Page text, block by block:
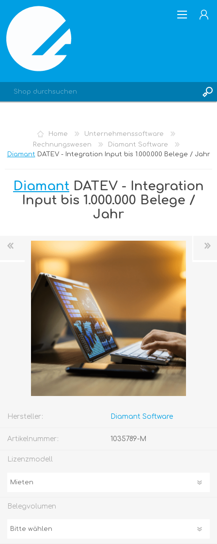
REGISTRIERUNG
ANMELDEN
Home
Unternehmenssoftware
Rechnungswesen
Diamant Software
Diamant DATEV - Integration Input bis 1.000.000 Belege / Jahr
Diamant DATEV - Integration
Input bis 1.000.000 Belege /
Jahr
Hersteller: Diamant Software
Artikelnummer: 1035789-M
Lizenzmodell
Belegvolumen